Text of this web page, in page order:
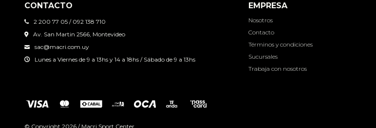
CONTACTO
2 200 77 05 / 092 138 710
Av. San Martin 2566, Montevideo
sac@macri.com.uy
Lunes a Viernes de 9 a 13hs y 14 a 18hs / Sábado de 9 a 13hs
EMPRESA
Nosotros
Contacto
Términos y condiciones
Sucursales
Trabaja con nosotros
© Copyright 2026 / Macri Sport Center